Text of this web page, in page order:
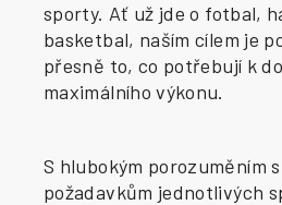
sporty. Ať už jde o fotbal,
basketbal, naším cílem je
přesně to, co potřebují k
maximálního výkonu.
S hlubokým porozuměním
požadavkům jednotlivých